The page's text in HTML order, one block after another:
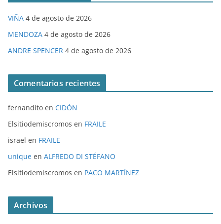
VIÑA 4 de agosto de 2026
MENDOZA 4 de agosto de 2026
ANDRE SPENCER 4 de agosto de 2026
Comentarios recientes
fernandito en CIDÓN
Elsitiodemiscromos en FRAILE
israel en FRAILE
unique en ALFREDO DI STÉFANO
Elsitiodemiscromos en PACO MARTÍNEZ
Archivos